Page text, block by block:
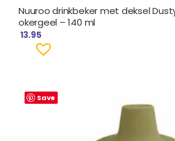
Nuuroo drinkbeker met deksel
okergeel – 140 ml
13.95
Save